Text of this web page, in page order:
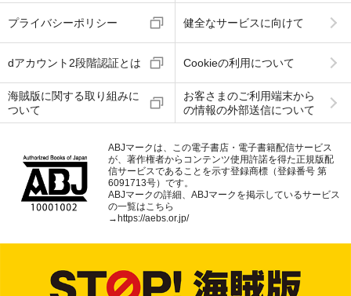
プライバシーポリシー 健全なサービスに向けて
dアカウント2段階認証とは Cookieの利用について
海賊版に関する取り組みに
ついて
お客さまのご利用端末から
の情報の外部送信について
ABJマークは、この電子書店・電子書籍配信サービス
が、著作権者からコンテンツ使用許諾を得た正規版配
信サービスであることを示す登録商標（登録番号 第
6091713号）です。
ABJマークの詳細、ABJマークを掲示しているサービス
の一覧はこちら
→https://aebs.or.jp/